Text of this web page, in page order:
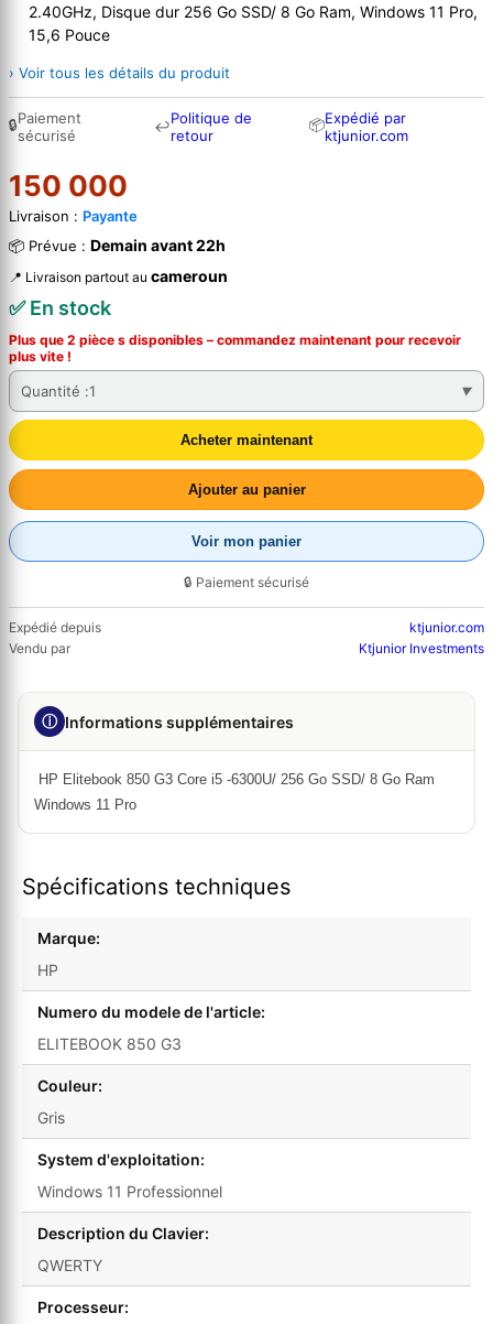
2.40GHz, Disque dur 256 Go SSD/ 8 Go Ram, Windows 11 Pro,
15,6 Pouce
› Voir tous les détails du produit
🔒Paiement
sécurisé
↩Politique de
retour
📦Expédié par
ktjunior.com
150 000
Livraison : Payante
📦 Prévue : Demain avant 22h
📍 Livraison partout au cameroun
✅ En stock
Plus que 2 pièce s disponibles – commandez maintenant pour recevoir
plus vite !
Quantité :1
Acheter maintenant
Ajouter au panier
Voir mon panier
🔒 Paiement sécurisé
Expédié depuis
ktjunior.com
Vendu par
Ktjunior Investments
ⓘ Informations supplémentaires
HP Elitebook 850 G3 Core i5 -6300U/ 256 Go SSD/ 8 Go Ram
Windows 11 Pro
Spécifications techniques
Marque:
HP
Numero du modele de l'article:
ELITEBOOK 850 G3
Couleur:
Gris
System d'exploitation:
Windows 11 Professionnel
Description du Clavier:
QWERTY
Processeur: